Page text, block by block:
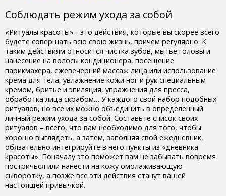
Соблюдать режим ухода за собой
«Ритуалы красоты» - это действия, которые вы скорее всего
будете совершать всю свою жизнь, причем регулярно. К
таким действиям относится чистка зубов, мытье головы и
нанесение на волосы кондиционера, посещение
парикмахера, ежевечерний массаж лица или использование
крема для тела, увлажнение кожи ног и рук специальным
кремом, бритье и эпиляция, упражнения для пресса,
обработка лица скрабом… У каждого свой набор подобных
ритуалов, но все их можно объединить в определенный
личный режим ухода за собой. Составьте список своих
ритуалов – всего, что вам необходимо для того, чтобы
хорошо выглядеть, а затем, заполняя свой ежедневник,
обязательно интегрируйте в него пункты из «дневника
красоты». Поначалу это поможет вам не забывать вовремя
постричься или нанести на кожу омолаживающую
сыворотку, а позже все эти действия станут вашей
настоящей привычкой.